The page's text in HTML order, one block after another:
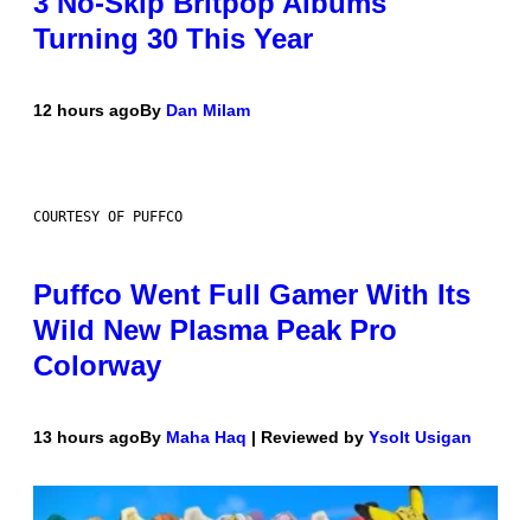
Turning 30 This Year
12 hours agoBy Dan Milam
COURTESY OF PUFFCO
Puffco Went Full Gamer With Its
Wild New Plasma Peak Pro
Colorway
13 hours agoBy Maha Haq | Reviewed by Ysolt Usigan